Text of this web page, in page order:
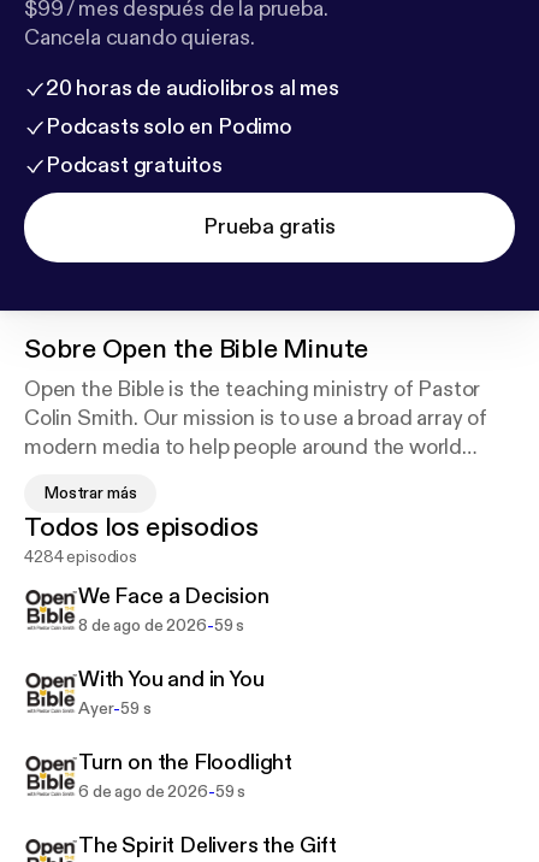
$99 / mes después de la prueba.
Cancela cuando quieras.
20 horas de audiolibros al mes
Podcasts solo en Podimo
Podcast gratuitos
Prueba gratis
Sobre Open the Bible Minute
Open the Bible is the teaching ministry of Pastor
Colin Smith. Our mission is to use a broad array of
modern media to help people around the world
them, helping them open the Bible themselves, and
equipping them to open the Bible with others.
Mostrar más
Todos los episodios
4284 episodios
We Face a Decision
8 de ago de 2026-59 s
With You and in You
Ayer-59 s
Turn on the Floodlight
6 de ago de 2026-59 s
The Spirit Delivers the Gift